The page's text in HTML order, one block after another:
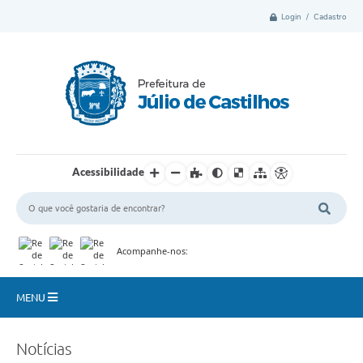
Login / Cadastro
Acessibilidade
Acompanhe-nos:
MENU
Notícias